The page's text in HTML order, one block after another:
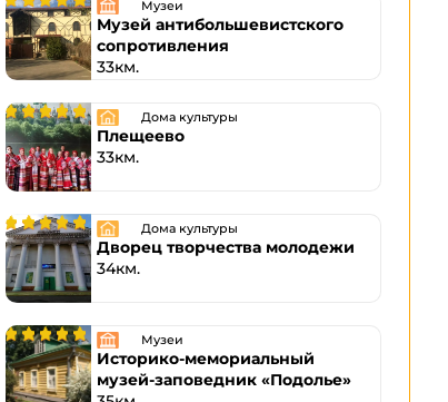
Музеи
Музей антибольшевистского
сопротивления
33км.
Дома культуры
Плещеево
33км.
Дома культуры
Дворец творчества молодежи
34км.
Музеи
Историко-мемориальный
музей-заповедник «Подолье»